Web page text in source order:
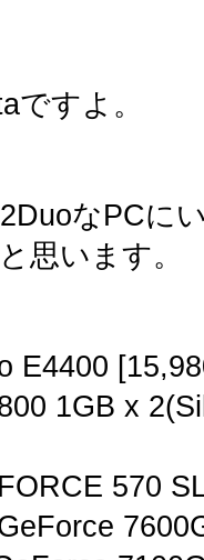
ですよ。
なPCに
思います。
E4400
1GB x
570